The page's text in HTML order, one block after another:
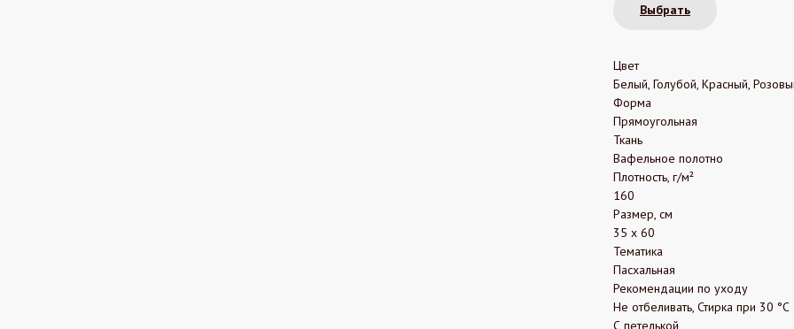
Выбрать
Цвет
Белый, Голубой, Красный,
Форма
Прямоугольная
Ткань
Вафельное полотно
Плотность, г/м²
160
Размер, см
35 х 60
Тематика
Пасхальная
Рекомендации по уходу
Не отбеливать, Стирка при 30 °С
С петелькой